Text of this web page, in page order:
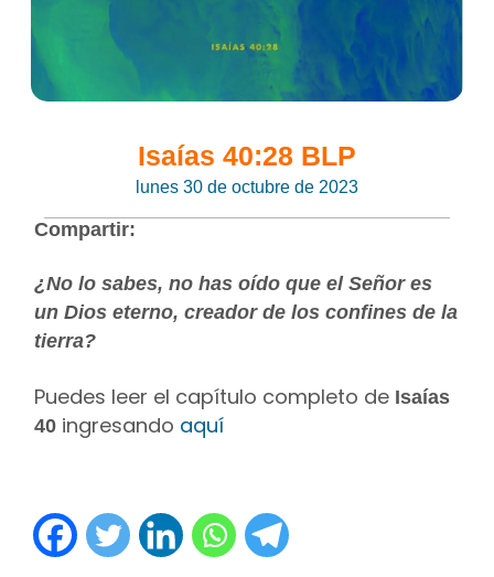
Isaías 40:28 BLP
lunes 30 de octubre de 2023
Compartir:
¿No lo sabes, no has oído que el Señor es
un Dios eterno, creador de los confines de la
tierra?
Puedes leer el capítulo completo de Isaías
40 ingresando aquí